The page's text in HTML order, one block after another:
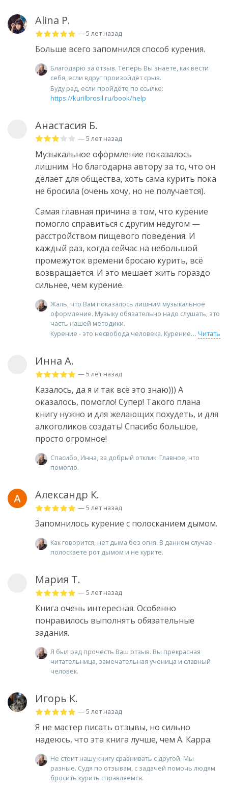
Alina P.
— 5 лет назад
Больше всего запомнился способ курения.
Благодарю за отзыв. Теперь Вы знаете, как вести
себя, если вдруг произойдёт срыв.
Буду рад, если пройдёте по ссылке:
https://kurilbrosil.ru/book/help
Анастасия Б.
— 5 лет назад
Музыкальное оформление показалось
лишним. Но благодарна автору за то, что он
делает для общества, хоть сама курить пока
не бросила (очень хочу, но не получается).
Самая главная причина в том, что курение
помогло справиться с другим недугом —
расстройством пищевого поведения. И
каждый раз, когда сейчас на небольшой
промежуток времени бросаю курить, всё
возвращается. И это мешает жить гораздо
сильнее, чем курение.
Жаль, что Вам показалось лишним музыкальное
оформление. Музыку обязательно надо слушать, это
часть нашей методики.
Курение - это несвобода человека. Курение
Читать
Инна А.
— 5 лет назад
Казалось, да я и так всё это знаю))) А
оказалось, помогло! Супер! Такого плана
книгу нужно и для желающих похудеть, и для
алкоголиков создать! Спасибо большое,
просто огромное!
Спасибо, Инна, за добрый отклик. Главное, что
помогло.
Александр К.
— 5 лет назад
Запомнилось курение с полосканием дымом.
Как говорится, нет дыма без огня. В данном случае -
полоскаете рот дымом и не курите.
Мария Т.
— 5 лет назад
Книга очень интересная. Особенно
понравилось выполнять обязательные
задания.
Я был рад прочесть Ваш отзыв. Вы прекрасная
читательница, замечательная ученица и славный
человек.
Игорь К.
— 5 лет назад
Я не мастер писать отзывы, но сильно
надеюсь, что эта книга лучше, чем А. Карра.
Не стоит нашу книгу сравнивать с другой. Мы
разные. Судя по отзывам, с задачей помочь людям
бросить курить справляемся.